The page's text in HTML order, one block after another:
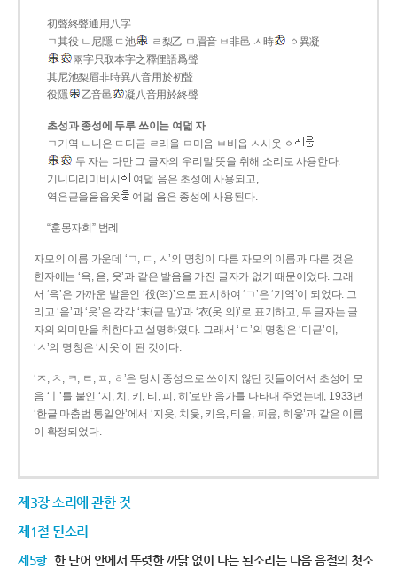
初聲終聲通用八字
ㄱ其役 ㄴ尼隱 ㄷ池
ㄹ梨乙 ㅁ眉音 ㅂ非邑 ㅅ時
ㆁ異凝
兩字只取本字之釋俚語爲聲
其尼池梨眉非時異八音用於初聲
役隱
乙音邑 凝八音用於終聲
초성과 종성에 두루 쓰이는 여덟 자
ㄱ기역 ㄴ니은 ㄷ디귿 ㄹ리을 ㅁ미음 ㅂ비읍 ㅅ시옷 ㆁ
두 자는 다만 그 글자의 우리말 뜻을 취해 소리로 사용한다.
기니디리미비시
여덟 음은 초성에 사용되고,
역은귿을음읍옷
여덟 음은 종성에 사용된다.
“훈몽자회” 범례
자모의 이름 가운데 ‘ㄱ, ㄷ, ㅅ’의 명칭이 다른 자모의 이름과 다른 것은
한자에는 ‘윽, 읃, 읏’과 같은 발음을 가진 글자가 없기 때문이었다. 그래
서 ‘윽’은 가까운 발음인 ‘役(역)’으로 표시하여 ‘ㄱ’은 ‘기역’이 되었다. 그
리고 ‘읃’과 ‘읏’은 각각 ‘末(귿 말)’과 ‘衣(옷 의)’로 표기하고, 두 글자는 글
자의 의미만을 취한다고 설명하였다. 그래서 ‘ㄷ’의 명칭은 ‘디귿’이,
‘ㅅ’의 명칭은 ‘시옷’이 된 것이다.
‘ㅈ, ㅊ, ㅋ, ㅌ, ㅍ, ㅎ’은 당시 종성으로 쓰이지 않던 것들이어서 초성에 모
음 ‘ㅣ’를 붙인 ‘지, 치, 키, 티, 피, 히’로만 음가를 나타내 주었는데, 1933년
‘한글 마춤법 통일안’에서 ‘지읒, 치읓, 키읔, 티읕, 피읖, 히읗’과 같은 이름
이 확정되었다.
제3장 소리에 관한 것
제1절 된소리
제5항 한 단어 안에서 뚜렷한 까닭 없이 나는 된소리는 다음 음절의 첫소